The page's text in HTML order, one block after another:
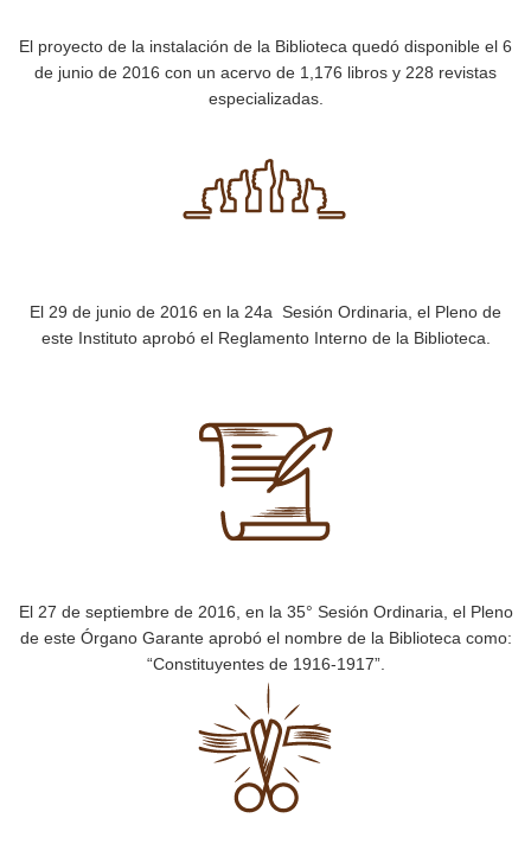
El proyecto de la instalación de la Biblioteca quedó disponible el 6
de junio de 2016 con un acervo de 1,176 libros y 228 revistas
especializadas.
El 29 de junio de 2016 en la 24a Sesión Ordinaria, el Pleno de
este Instituto aprobó el Reglamento Interno de la Biblioteca.
El 27 de septiembre de 2016, en la 35° Sesión Ordinaria, el Pleno
de este Órgano Garante aprobó el nombre de la Biblioteca como:
“Constituyentes de 1916-1917”.